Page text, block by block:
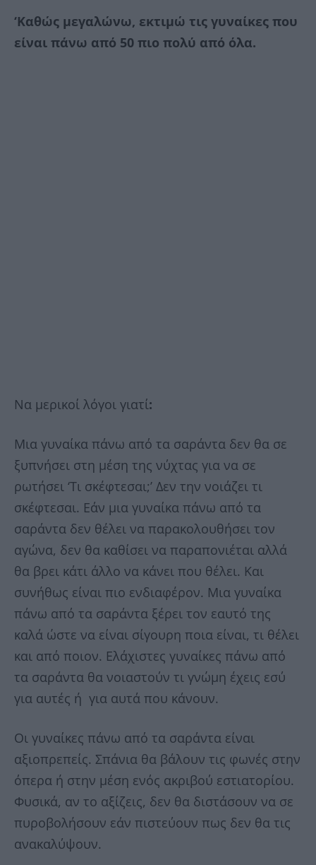
‘Καθώς μεγαλώνω, εκτιμώ τις γυναίκες που
είναι πάνω από 50 πιο πολύ από όλα.
Να μερικοί λόγοι γιατί:
Μια γυναίκα πάνω από τα σαράντα δεν θα σε
ξυπνήσει στη μέση της νύχτας για να σε
ρωτήσει ‘Τι σκέφτεσαι;’ Δεν την νοιάζει τι
σκέφτεσαι. Εάν μια γυναίκα πάνω από τα
σαράντα δεν θέλει να παρακολουθήσει τον
αγώνα, δεν θα καθίσει να παραπονιέται αλλά
θα βρει κάτι άλλο να κάνει που θέλει. Kαι
συνήθως είναι πιο ενδιαφέρον. Μια γυναίκα
πάνω από τα σαράντα ξέρει τον εαυτό της
καλά ώστε να είναι σίγουρη ποια είναι, τι θέλει
και από ποιον. Ελάχιστες γυναίκες πάνω από
τα σαράντα θα νοιαστούν τι γνώμη έχεις εσύ
για αυτές ή για αυτά που κάνουν.
Οι γυναίκες πάνω από τα σαράντα είναι
αξιοπρεπείς. Σπάνια θα βάλουν τις φωνές στην
όπερα ή στην μέση ενός ακριβού εστιατορίου.
Φυσικά, αν το αξίζεις, δεν θα διστάσουν να σε
πυροβολήσουν εάν πιστεύουν πως δεν θα τις
ανακαλύψουν.